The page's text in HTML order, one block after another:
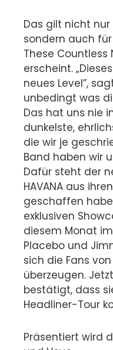
Das gilt nicht
sondern auch
These Countless
erscheint.
neues Level”,
unbedingt was
Das hat uns nie
dunkelste,
die wir je
Band haben wir
Dafür steht der
HAVANA aus
geschaffen
exklusiven
diesem Monat
Placebo und
sich die Fans
überzeugen. Jetzt
bestätigt, dass
Headliner-Tour
Präsentiert wird